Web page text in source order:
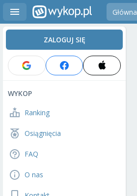
Główna
ZALOGUJ SIĘ
WYKOP
Ranking
Osiągnięcia
FAQ
O nas